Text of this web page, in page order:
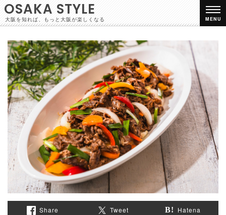
OSAKA STYLE
大阪を知れば、もっと大阪が楽しくなる MENU
Share Tweet Hatena